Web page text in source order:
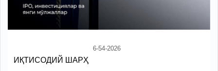
6-54-2026
ИҚТИСОДИЙ ШАРҲ